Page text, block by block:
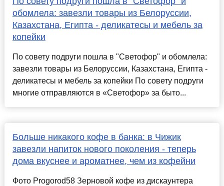
обомлела: завезли товары из Белоруссии,
Казахстана, Египта - деликатесы и мебель за
копейки
По совету подруги пошла в "Светофор" и обомлела:
завезли товары из Белоруссии, Казахстана, Египта -
деликатесы и мебель за копейки По совету подруги
многие отправляются в «Светофор» за быто...
Больше никакого кофе в банка: в Чижик
завезли напиток нового поколения - теперь
дома вкуснее и ароматнее, чем из кофейни
Фото Progorod58 Зерновой кофе из дискаунтера